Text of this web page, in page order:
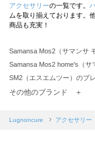
アクセサリーの一覧です。
ムを取り揃えております。
商品も充実！
Samansa Mos2（サマンサ
Samansa Mos2 home's（
SM2（エスエムツー）のブ
TSUHARU by Samansa
Samansa Mos2 blue（サマ
sō4ū（ソウフォーユー）の
その他のブランド ＋
Lugnoncure アクセサリー